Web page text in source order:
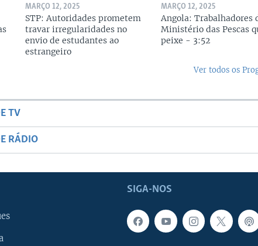
MARÇO 12, 2025
STP: Autoridades prometem
travar irregularidades no
envio de estudantes ao
estrangeiro
MARÇO 12, 2025
Angola: Trabalhadores
Ministério das Pescas
peixe - 3:52
Ver todos os
TV
RÁDIO
SIGA-NOS